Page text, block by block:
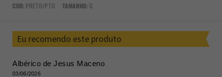
COR: PRETO/PTO TAMANHO: G
Eu recomendo este produto
Albérico de Jesus Maceno
03/06/2026